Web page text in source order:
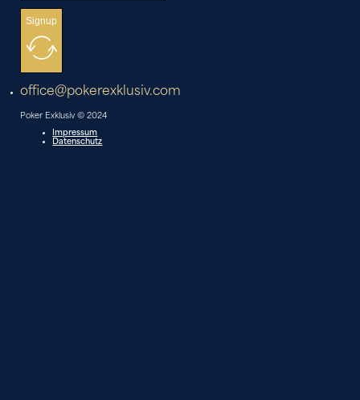
Signup
office@pokerexklusiv.com
Poker Exklusiv © 2024
Impressum
Datenschutz